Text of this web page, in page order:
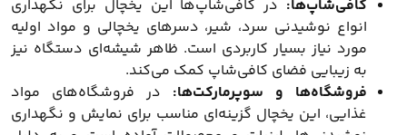
کافی‌شاپ‌ها: در کافی‌شاپ‌ها این یخچال برای نگهداری
انواع نوشیدنی سرد، شیر، دسرهای یخچالی و مواد اولیه
مورد نیاز بسیار کاربردی است. ظاهر شیشه‌ای دستگاه نیز
به زیبایی فضای کافی‌شاپ کمک می‌کند.
فروشگاه‌ها و سوپرمارکت‌ها: در فروشگاه‌های مواد
غذایی، این یخچال گزینه‌ای مناسب برای نمایش و نگهداری